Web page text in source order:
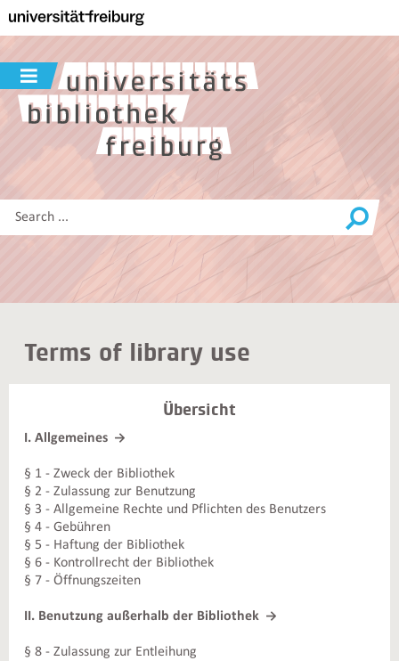
Navigation
Main
Search
Show/hide
navigation
this
Terms of library use
Übersicht
I. Allgemeines
§ 1 - Zweck der Bibliothek
§ 2 - Zulassung zur Benutzung
§ 3 - Allgemeine Rechte und Pflichten des Benutzers
§ 4 - Gebühren
§ 5 - Haftung der Bibliothek
§ 6 - Kontrollrecht der Bibliothek
§ 7 - Öffnungszeiten
II. Benutzung außerhalb der Bibliothek
§ 8 - Zulassung zur Entleihung